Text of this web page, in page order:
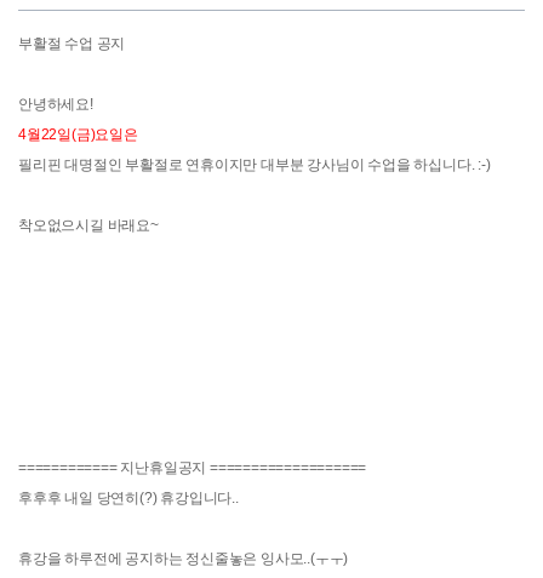
부활절 수업 공지
안녕하세요!
4월22일(금)요일은
필리핀 대명절인 부활절로 연휴이지만 대부분 강사님이 수업을 하십니다. :-)
착오없으시길 바래요~
============ 지난휴일공지 ===================
후후후 내일 당연히(?) 휴강입니다..
휴강을 하루전에 공지하는 정신줄놓은 잉사모..(ㅜㅜ)